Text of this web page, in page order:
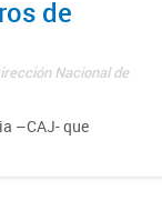
de
Nacional de
–CAJ- que